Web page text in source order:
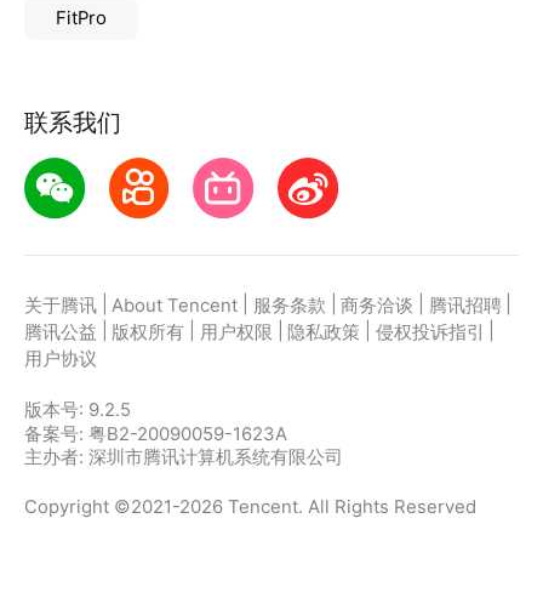
FitPro
联系我们
关于腾讯 About Tencent 服务条款 商务洽谈 腾讯招聘
腾讯公益
版权所有 用户权限 隐私政策 侵权投诉指引
用户协议
版本号: 9.2.5
备案号: 粤B2-20090059-1623A
主办者: 深圳市腾讯计算机系统有限公司
Copyright ©2021-2026 Tencent. All Rights Reserved